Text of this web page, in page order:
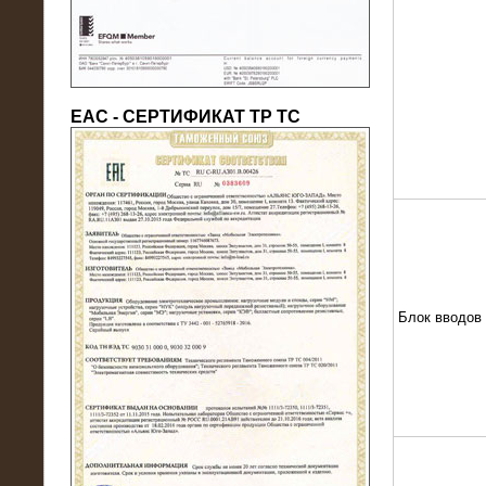
22.05.2016
Нагрузочный модуль в контейнере
10 МВт (0,4 кВ - напряжение)
ЕАС - СЕРТИФИКАТ ТР ТС
Блок вводов